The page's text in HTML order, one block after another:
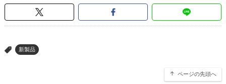
> 新製品
ページの先頭へ